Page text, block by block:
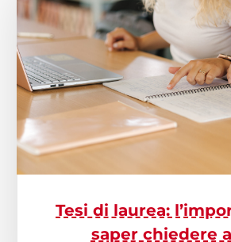
Tesi di laurea:
saper chiedere